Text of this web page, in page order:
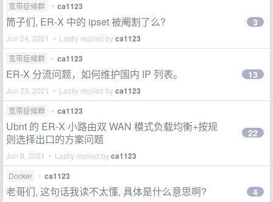
宽带症候群 • ca1123
筒子们, ER-X 中的 ipset 被阉割了么?
Jun 24, 2021 • Lastly replied byca1123
3
宽带症候群 • ca1123
ER-X 分流问题，如何维护国内 IP 列表。
Jun 23, 2021 • Lastly replied byca1123
13
宽带症候群 • ca1123
Ubnt 的 ER-X 小路由双 WAN 模式负载均衡+按规
则选择出口的方案问题
Jun 8, 2021 • Lastly replied byca1123
22
Docker • ca1123
老哥们, 这句话我读不太懂, 具体是什么意思啊? 4